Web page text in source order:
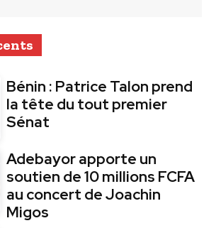
Bénin : Patrice Talon prend
la tête du tout premier
Sénat
Adebayor apporte un
soutien de 10 millions FCFA
au concert de Joachin
Migos